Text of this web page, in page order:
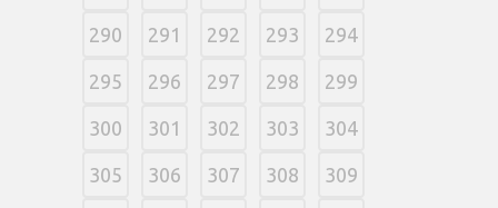
290 291 292 293 294
295 296 297 298 299
300 301 302 303 304
305 306 307 308 309